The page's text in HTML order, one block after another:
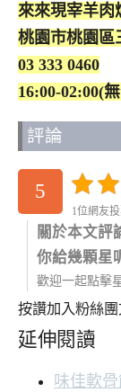
來來現宰羊肉
桃園市桃園區
03 333 0460
16:00-02:00(
評論
5
1位網友
關於本文評
你給幾顆星
歡迎一起點擊
按讚加入粉絲團
延伸閱讀
味佳軟